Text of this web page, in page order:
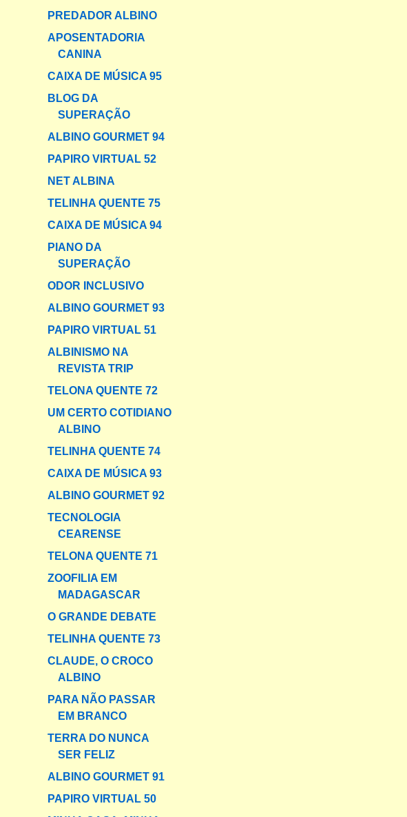
PREDADOR ALBINO
APOSENTADORIA
CANINA
CAIXA DE MÚSICA 95
BLOG DA
SUPERAÇÃO
ALBINO GOURMET 94
PAPIRO VIRTUAL 52
NET ALBINA
TELINHA QUENTE 75
CAIXA DE MÚSICA 94
PIANO DA
SUPERAÇÃO
ODOR INCLUSIVO
ALBINO GOURMET 93
PAPIRO VIRTUAL 51
ALBINISMO NA
REVISTA TRIP
TELONA QUENTE 72
UM CERTO COTIDIANO
ALBINO
TELINHA QUENTE 74
CAIXA DE MÚSICA 93
ALBINO GOURMET 92
TECNOLOGIA
CEARENSE
TELONA QUENTE 71
ZOOFILIA EM
MADAGASCAR
O GRANDE DEBATE
TELINHA QUENTE 73
CLAUDE, O CROCO
ALBINO
PARA NÃO PASSAR
EM BRANCO
TERRA DO NUNCA
SER FELIZ
ALBINO GOURMET 91
PAPIRO VIRTUAL 50